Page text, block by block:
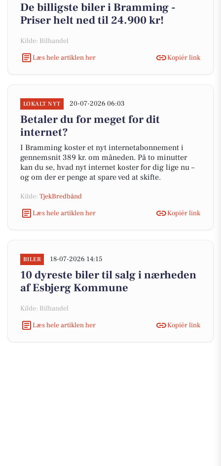
De billigste biler i Bramming -
Priser helt ned til 24.900 kr!
Kilde: Bilhandel
Læs hele artiklen her
Kopiér link
LOKALT NYT 20-07-2026 06:03
Betaler du for meget for dit
internet?
I Bramming koster et nyt internetabonnement i
gennemsnit 389 kr. om måneden. På to minutter
kan du se, hvad nyt internet koster for dig lige nu –
og om der er penge at spare ved at skifte.
Kilde: TjekBredbånd
Læs hele artiklen her
Kopiér link
BILER 18-07-2026 14:15
10 dyreste biler til salg i nærheden
af Esbjerg Kommune
Kilde: Bilhandel
Læs hele artiklen her
Kopiér link